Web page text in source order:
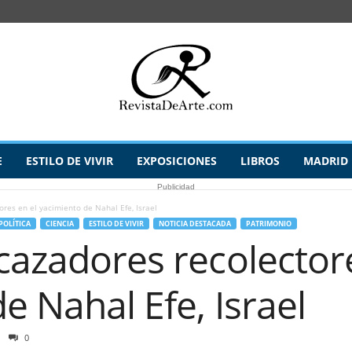
ESTILO DE VIVIR EXPOSICIONES LIBROS MADRID
Publicidad
en el yacimiento de Nahal Efe, Israel
CIENCIA ESTILO DE VIVIR NOTICIA DESTACADA PATRIMONIO
Nahal Efe, Israel
0